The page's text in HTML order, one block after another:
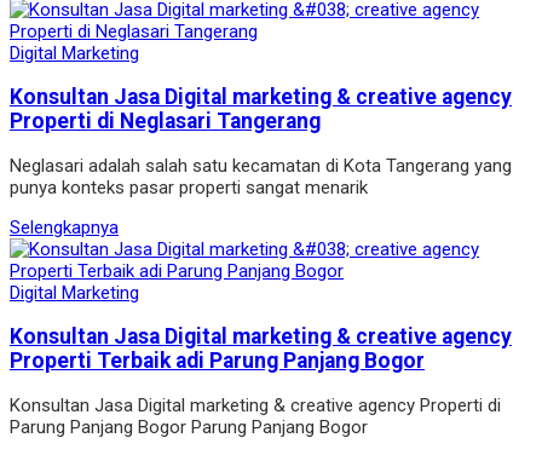
Digital Marketing
Konsultan Jasa Digital marketing & creative agency
Properti di Neglasari Tangerang
Neglasari adalah salah satu kecamatan di Kota Tangerang yang
punya konteks pasar properti sangat menarik
Selengkapnya
Digital Marketing
Konsultan Jasa Digital marketing & creative agency
Properti Terbaik adi Parung Panjang Bogor
Konsultan Jasa Digital marketing & creative agency Properti di
Parung Panjang Bogor Parung Panjang Bogor